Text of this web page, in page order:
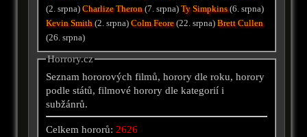
(2. srpna)Charlize Theron(7. srpna)Ty Simpkins(6. srpna)
Kevin Smith(2. srpna)Colm Feore(22. srpna)Brett Cullen
(26. srpna)
Horrory.cz
Seznam hororových filmů, horory dle roku, horory
podle států, filmové horory dle kategorií i
subžánrů.
Celkem hororů: 2626